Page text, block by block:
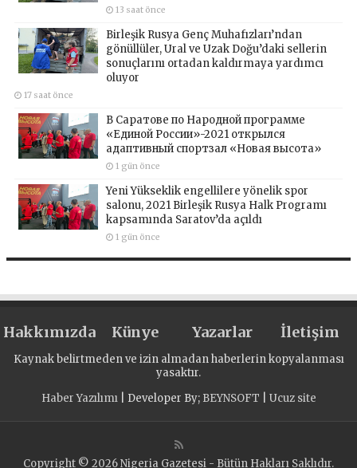
13 saat önce
Birleşik Rusya Genç Muhafızları’ndan
gönüllüler, Ural ve Uzak Doğu’daki sellerin
sonuçlarını ortadan kaldırmaya yardımcı
oluyor
17 saat önce
В Саратове по Народной программе
«Единой России»-2021 открылся
адаптивный спортзал «Новая высота»
1 gün önce
Yeni Yükseklik engellilere yönelik spor
salonu, 2021 Birleşik Rusya Halk Programı
kapsamında Saratov’da açıldı
1 gün önce
Hakkımızda Künye Yazarlar İletişim
Kaynak belirtmeden ve izin almadan haberlerin kopyalanması
yasaktır.
Haber Yazılımı| Developer By; BEYNSOFT Ucuz site
Copyright © 2026 Nigeria Gazetesi - Bütün Hakları Saklıdır.